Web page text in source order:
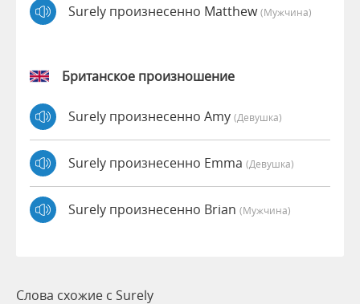
Surely произнесенно Matthew(мужчина)
Британское произношение
Surely произнесенно Amy (девушка)
Surely произнесенно Emma (девушка)
Surely произнесенно Brian (мужчина)
Слова схожие с Surely